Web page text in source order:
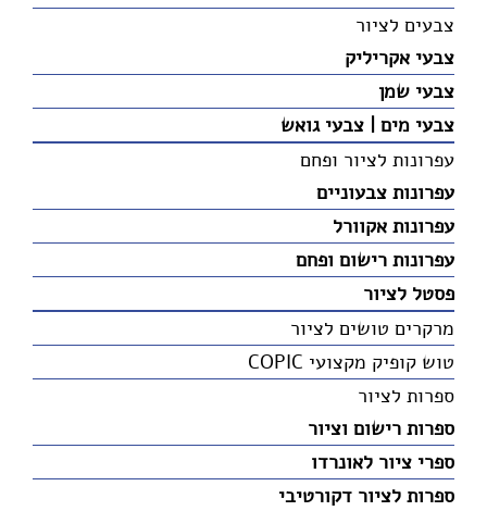
צבעים לציור
צבעי אקריליק
צבעי שמן
צבעי מים | צבעי גואש
עפרונות לציור ופחם
עפרונות צבעוניים
עפרונות אקוורל
עפרונות רישום ופחם
פסטל לציור
מרקרים טושים לציור
טוש קופיק מקצועי COPIC
ספרות לציור
ספרות רישום וציור
ספרי ציור לאונרדו
ספרות לציור דקורטיבי